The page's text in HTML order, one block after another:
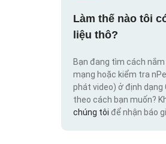
Làm thế nào tôi
liệu thô?
Bạn đang tìm cách
mạng hoặc kiểm tra
phát video) ở định dạng
theo cách bạn muốn?
chúng tôi để nhận báo